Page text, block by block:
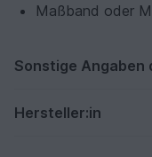
Maßband oder
Sonstige
Hersteller:in